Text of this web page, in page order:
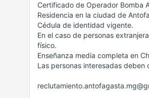
Certificado de Operador Bomba
Residencia en la ciudad de
Cédula de identidad vigente.
En el caso de personas
físico.
Enseñanza media completa en
Las personas interesadas deben